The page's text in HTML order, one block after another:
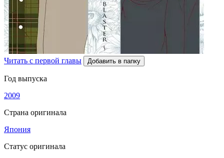
Читать с первой главы Добавить в папку
Год выпуска
2009
Страна оригинала
Япония
Статус оригинала